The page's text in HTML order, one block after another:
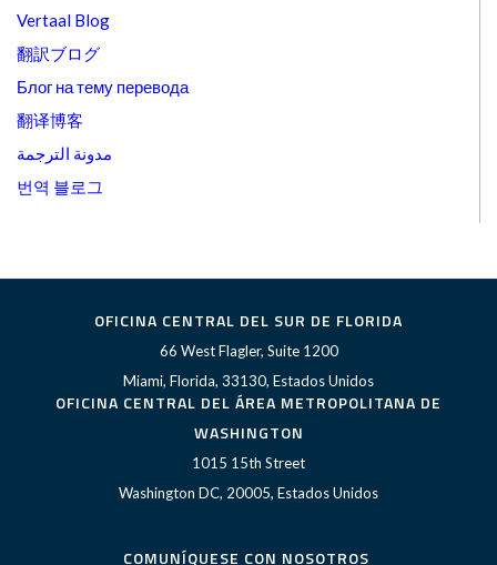
Vertaal Blog
翻訳ブログ
Блог на тему перевода
翻译博客
مدونة الترجمة
번역 블로그
OFICINA CENTRAL DEL SUR DE FLORIDA
66 West Flagler, Suite 1200
Miami, Florida, 33130, Estados Unidos
OFICINA CENTRAL DEL ÁREA METROPOLITANA DE
WASHINGTON
1015 15th Street
Washington DC, 20005, Estados Unidos
COMUNÍQUESE CON NOSOTROS